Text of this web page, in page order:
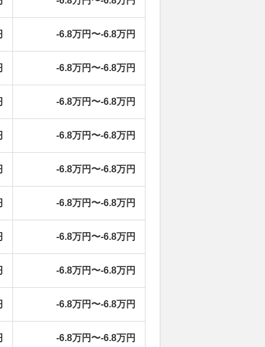
-6.8万円〜-6.8万円
-6.8万円〜-6.8万円
-6.8万円〜-6.8万円
-6.8万円〜-6.8万円
-6.8万円〜-6.8万円
-6.8万円〜-6.8万円
-6.8万円〜-6.8万円
-6.8万円〜-6.8万円
-6.8万円〜-6.8万円
-6.8万円〜-6.8万円